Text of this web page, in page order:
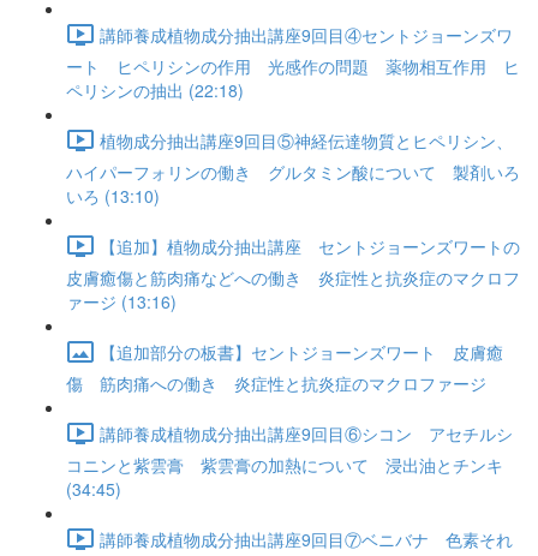
講師養成植物成分抽出講座9回目④セントジョーンズワ
ート ヒペリシンの作用 光感作の問題 薬物相互作用 ヒ
ペリシンの抽出 (22:18)
植物成分抽出講座9回目⑤神経伝達物質とヒペリシン、
ハイパーフォリンの働き グルタミン酸について 製剤いろ
いろ (13:10)
【追加】植物成分抽出講座 セントジョーンズワートの
皮膚癒傷と筋肉痛などへの働き 炎症性と抗炎症のマクロフ
ァージ (13:16)
【追加部分の板書】セントジョーンズワート 皮膚癒
傷 筋肉痛への働き 炎症性と抗炎症のマクロファージ
講師養成植物成分抽出講座9回目⑥シコン アセチルシ
コニンと紫雲膏 紫雲膏の加熱について 浸出油とチンキ
(34:45)
講師養成植物成分抽出講座9回目⑦ベニバナ 色素それ